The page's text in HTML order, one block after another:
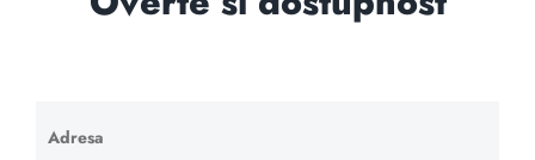
Adresa
Ponechte